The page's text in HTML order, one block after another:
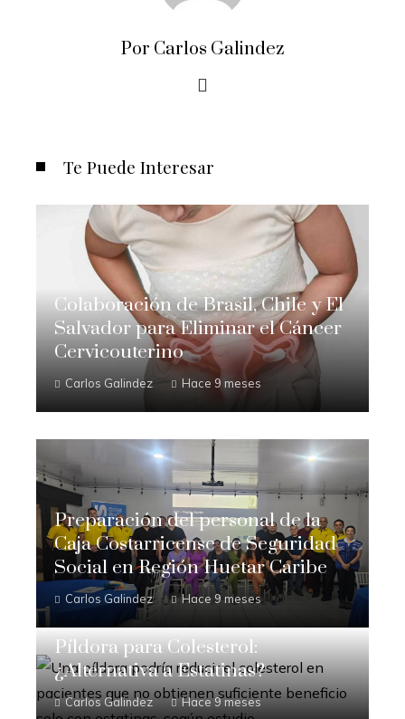
Por Carlos Galindez
Te Puede Interesar
Colaboración de Brasil, Chile y El
Salvador para Eliminar el Cáncer
Cervicouterino
Carlos Galindez Hace 9 meses
Preparación del personal de la
Caja Costarricense de Seguridad
Social en Región Huetar Caribe
Carlos Galindez Hace 9 meses
Píldora para Colesterol:
¿Alternativa a Estatinas?
Carlos Galindez Hace 9 meses